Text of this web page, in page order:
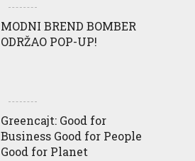
MODNI BREND BOMBER
ODRŽAO POP-UP!
Greencajt: Good for
Business Good for People
Good for Planet